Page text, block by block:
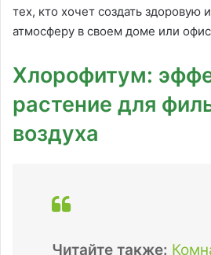
тех, кто хочет создать здоровую
атмосферу в своем доме или
Хлорофитум:
растение для
воздуха
Читайте также: